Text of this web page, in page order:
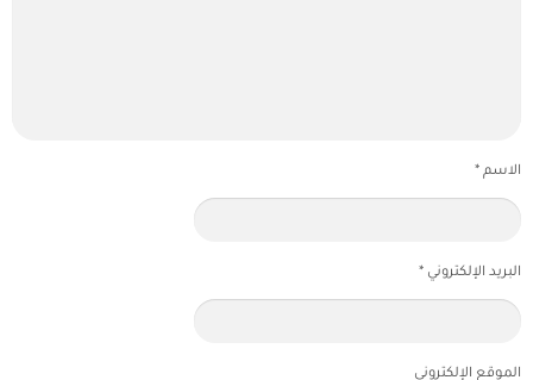
الاسم *
البريد الإلكتروني *
الموقع الإلكتروني